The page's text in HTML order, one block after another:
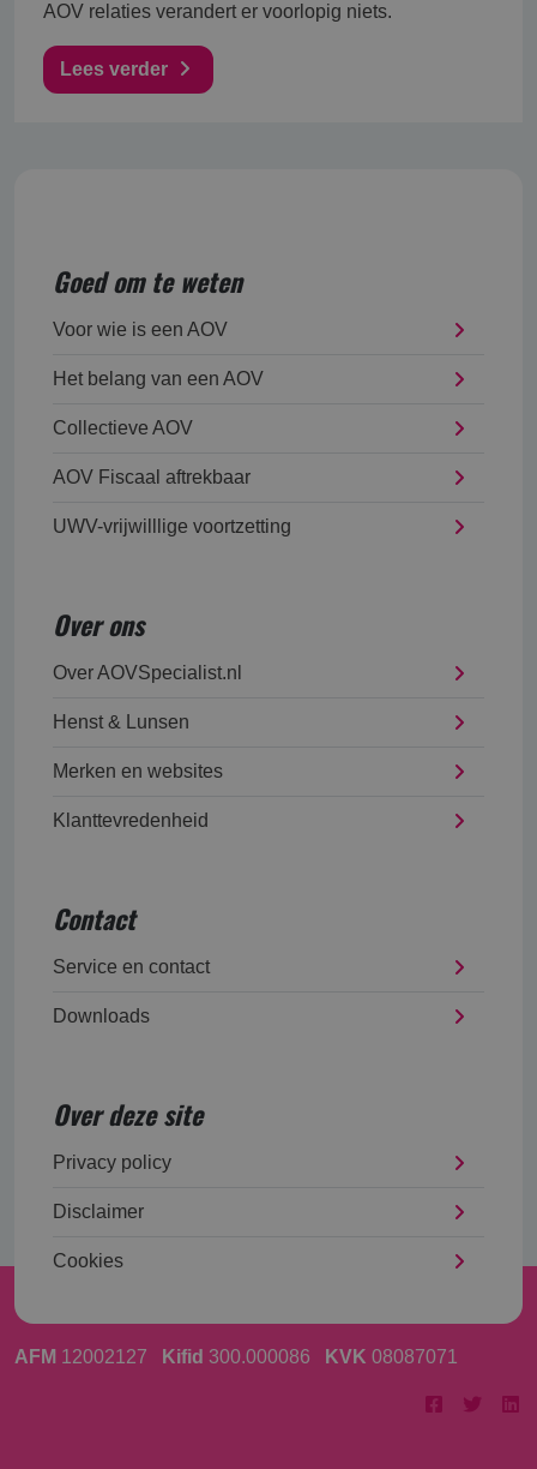
AOV relaties verandert er voorlopig niets.
Lees verder
Goed om te weten
Voor wie is een AOV
Het belang van een AOV
Collectieve AOV
AOV Fiscaal aftrekbaar
UWV-vrijwilllige voortzetting
Over ons
Over AOVSpecialist.nl
Henst & Lunsen
Merken en websites
Klanttevredenheid
Contact
Service en contact
Downloads
Over deze site
Privacy policy
Disclaimer
Cookies
AFM 12002127 Kifid 300.000086 KVK 08087071